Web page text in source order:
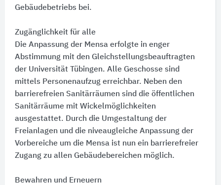
Gebäudebetriebs bei.
Zugänglichkeit für alle
Die Anpassung der Mensa erfolgte in enger
Abstimmung mit den Gleichstellungsbeauftragten
der Universität Tübingen. Alle Geschosse sind
mittels Personenaufzug erreichbar. Neben den
barrierefreien Sanitärräumen sind die öffentlichen
Sanitärräume mit Wickelmöglichkeiten
ausgestattet. Durch die Umgestaltung der
Freianlagen und die niveaugleiche Anpassung der
Vorbereiche um die Mensa ist nun ein barrierefreier
Zugang zu allen Gebäudebereichen möglich.
Bewahren und Erneuern